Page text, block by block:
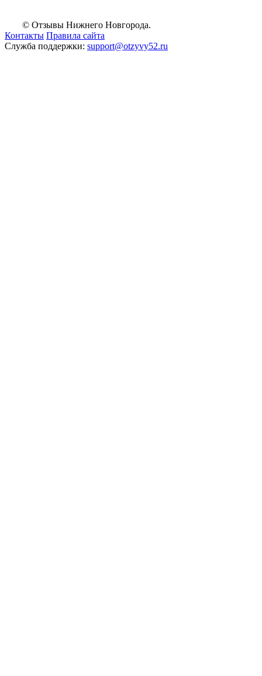
© Отзывы Нижнего Новгорода.
Контакты Правила сайта
Служба поддержки: support@otzyvy52.ru